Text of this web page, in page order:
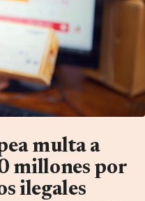
multa a
millones por
ilegales